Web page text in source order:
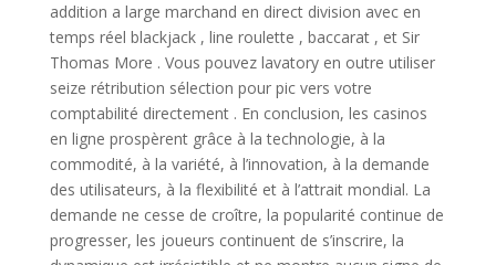
addition a large marchand en direct division avec en
temps réel blackjack , line roulette , baccarat , et Sir
Thomas More . Vous pouvez lavatory en outre utiliser
seize rétribution sélection pour pic vers votre
comptabilité directement . En conclusion, les casinos
en ligne prospèrent grâce à la technologie, à la
commodité, à la variété, à l’innovation, à la demande
des utilisateurs, à la flexibilité et à l’attrait mondial. La
demande ne cesse de croître, la popularité continue de
progresser, les joueurs continuent de s’inscrire, la